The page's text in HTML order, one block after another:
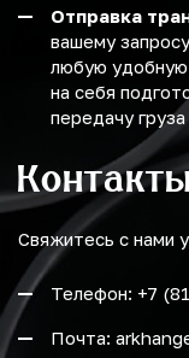
Отправка
вашему
любую
на себя
передачу
Свяжитесь с нами
Телефон: +7
Почта: